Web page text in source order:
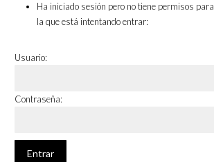
Ha iniciado sesión pero no tiene permisos
la que está intentando entrar:
Usuario:
Contraseña: